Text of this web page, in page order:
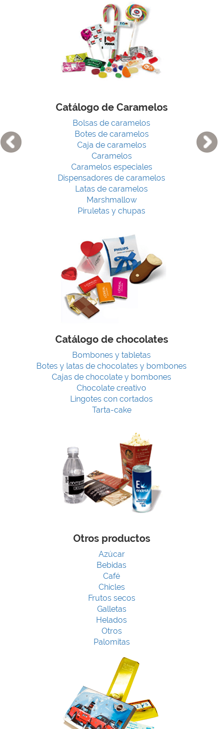
Catálogo de Caramelos
Bolsas de caramelos
Botes de caramelos
Caja de caramelos
Caramelos
Caramelos especiales
Dispensadores de caramelos
Latas de caramelos
Marshmallow
Piruletas y chupas
Catálogo de chocolates
Bombones y tabletas
Botes y latas de chocolates y bombones
Cajas de chocolate y bombones
Chocolate creativo
Lingotes con cortados
Tarta-cake
Otros productos
Azúcar
Bebidas
Café
Chicles
Frutos secos
Galletas
Helados
Otros
Palomitas